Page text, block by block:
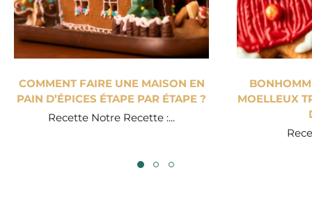
COMMENT FAIRE UNE MAISON EN
PAIN D’ÉPICES ÉTAPE PAR ÉTAPE ?
Recette Notre Recette :...
MOELLEUX